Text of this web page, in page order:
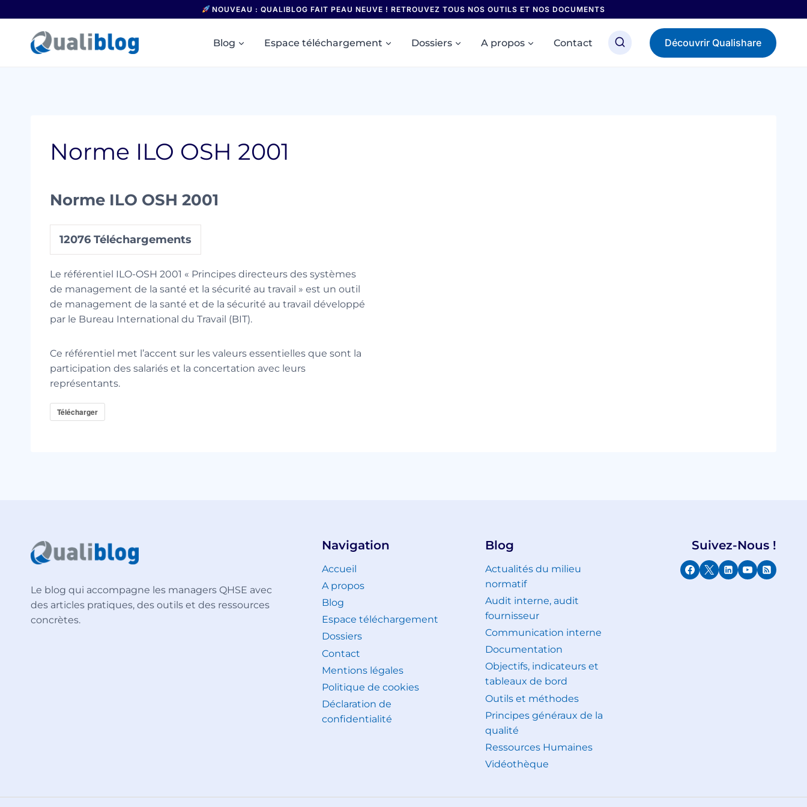
au
contenu
NOUVEAU : QUALIBLOG FAIT PEAU NEUVE ! RETROUVEZ TOUS NOS OUTILS ET NOS DOCUMENTS
Blog Espace téléchargement Dossiers A propos Contact Découvrir Qualishare
Norme ILO OSH 2001
Norme ILO OSH 2001
12076 Téléchargements
Le référentiel ILO-OSH 2001 « Principes directeurs des systèmes
de management de la santé et la sécurité au travail » est un outil
de management de la santé et de la sécurité au travail développé
par le Bureau International du Travail (BIT).
Ce référentiel met l’accent sur les valeurs essentielles que sont la
participation des salariés et la concertation avec leurs
représentants.
Télécharger
Le blog qui accompagne les managers QHSE avec
des articles pratiques, des outils et des ressources
concrètes.
Navigation
Accueil
A propos
Blog
Espace téléchargement
Dossiers
Contact
Mentions légales
Politique de cookies
Déclaration de
confidentialité
Blog
Actualités du milieu
normatif
Audit interne, audit
fournisseur
Communication interne
Documentation
Objectifs, indicateurs et
tableaux de bord
Outils et méthodes
Principes généraux de la
qualité
Ressources Humaines
Vidéothèque
Suivez-Nous !